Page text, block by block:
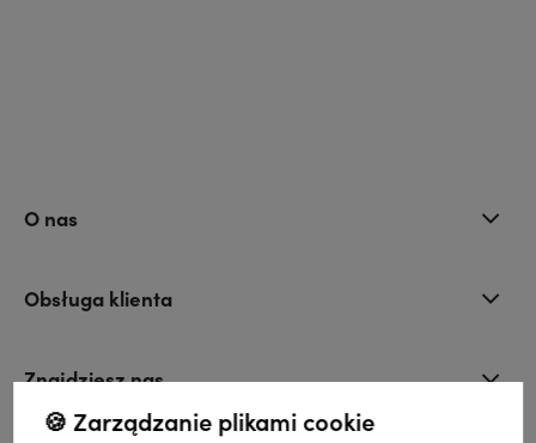
O nas
Obsługa klienta
Znajdziesz nas
🍪 Zarządzanie plikami cookie